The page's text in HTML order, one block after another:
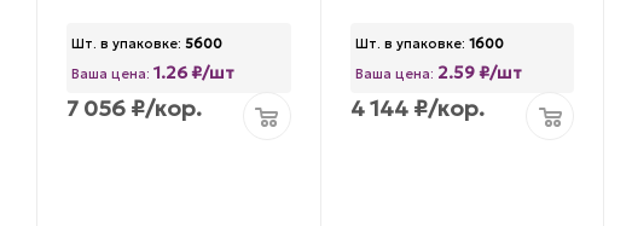
Шт. в упаковке: 5600
Ваша цена: 1.26 ₽/шт
7 056₽/кор.
Шт. в упаковке: 1600
Ваша цена: 2.59 ₽/шт
4 144₽/кор.